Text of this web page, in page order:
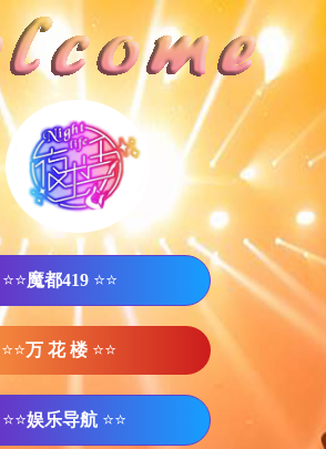
⭐⭐魔都419 ⭐⭐
⭐⭐万 花 楼 ⭐⭐
⭐⭐娱乐导航 ⭐⭐